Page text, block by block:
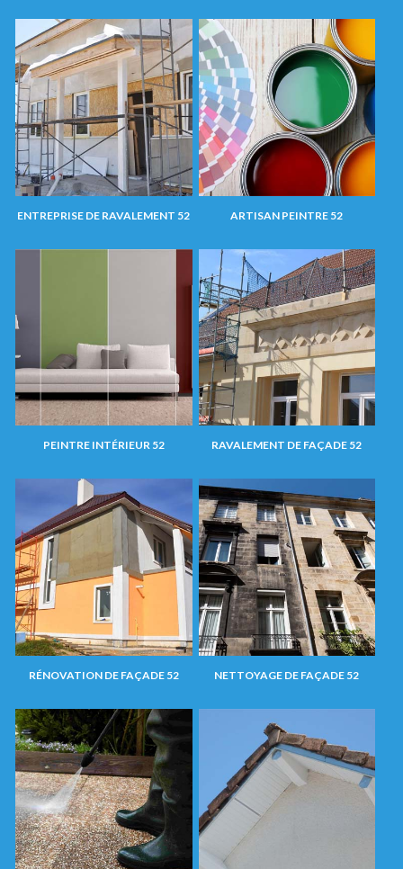
ENTREPRISE DE RAVALEMENT 52 ARTISAN PEINTRE 52
PEINTRE INTÉRIEUR 52 RAVALEMENT DE FAÇADE 52
RÉNOVATION DE FAÇADE 52 NETTOYAGE DE FAÇADE 52